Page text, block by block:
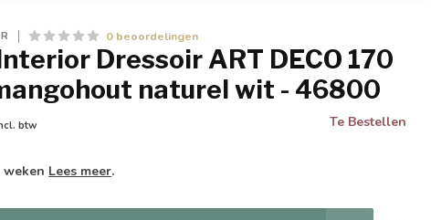
0 beoordelingen
Dressoir ART DECO 170
naturel wit - 46800
btw Te Bestellen
Lees meer.